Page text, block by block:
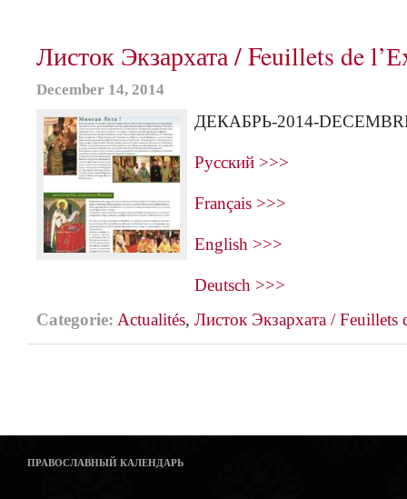
Листок Экзархата / Feuillets de
December 14, 2014
ДЕКАБРЬ-2014-
Русский >>>
Français >>>
English >>>
Deutsch >>>
Categorie: Actualités, Листок Экзархата / Feuillets
ПРАВОСЛАВНЫЙ КАЛЕНДАРЬ